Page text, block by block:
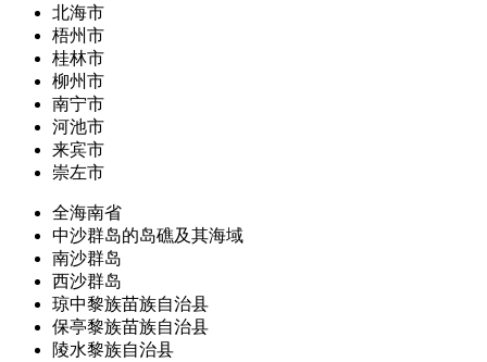
北海市
梧州市
桂林市
柳州市
南宁市
河池市
来宾市
崇左市
全海南省
中沙群岛的岛礁及其海域
南沙群岛
西沙群岛
琼中黎族苗族自治县
保亭黎族苗族自治县
陵水黎族自治县